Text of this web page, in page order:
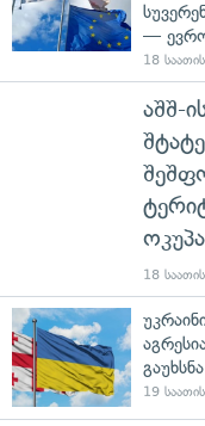
—
18
აშშ-
18
19